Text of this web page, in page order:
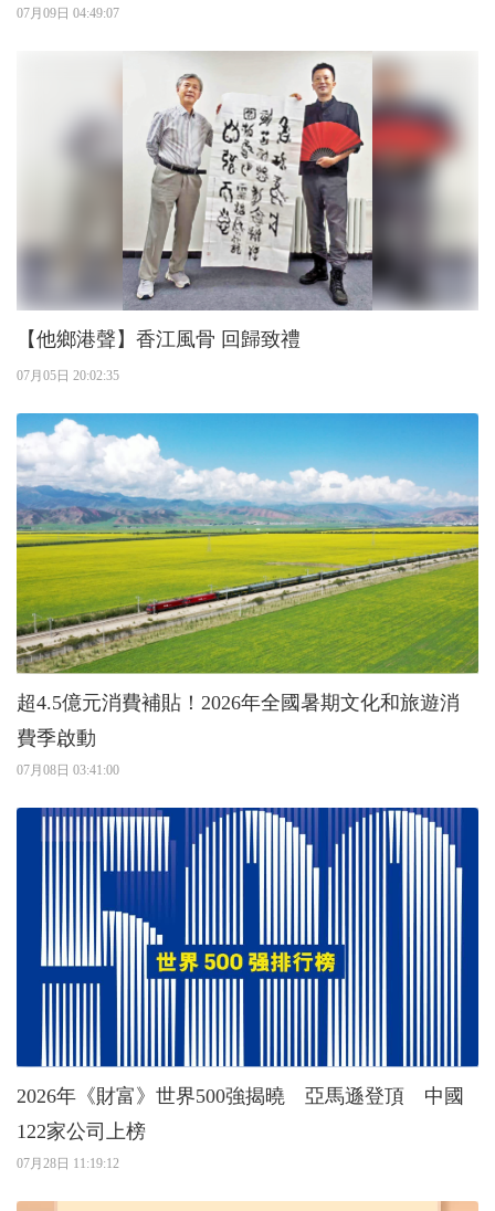
07月09日 04:49:07
【他鄉港聲】香江風骨 回歸致禮
07月05日 20:02:35
超4.5億元消費補貼！2026年全國暑期文化和旅遊消
費季啟動
07月08日 03:41:00
2026年《財富》世界500強揭曉 亞馬遜登頂 中國
122家公司上榜
07月28日 11:19:12